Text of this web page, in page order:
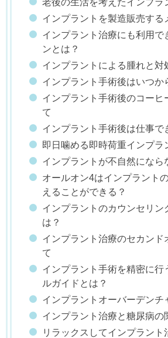
老後の生活を考えたインプラ
インプラントを製造販売する
インプラント治療にも利用で
ンとは？
インプラントによる腫れと対
インプラント手術後はいつか
インプラント手術後のコーヒ
て
インプラント手術後は仕事で
即日噛める即時荷重インプラ
インプラントが不自然になら
オールオン4はインプラント
えることができる？
インプラントのカウンセリン
は？
インプラント治療のセカンド
て
インプラント手術を精密に行
ルガイドとは？
インプラントオーバーデンチ
インプラント治療と糖尿病の
リラックスしてインプラント